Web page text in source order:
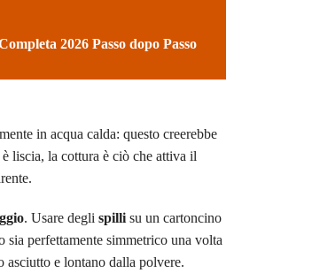
2026 Passo dopo Passo
in acqua calda: questo creerebbe
liscia, la cottura è ciò che attiva il
. Usare degli spilli su un cartoncino
perfettamente simmetrico una volta
asciutto e lontano dalla polvere.